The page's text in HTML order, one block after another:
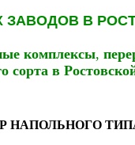
В
комплексы,
сорта в
НАПОЛЬНОГО